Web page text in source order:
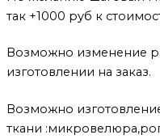
так +1000 руб к
Возможно изменение
изготовлении на заказ.
Возможно
ткани